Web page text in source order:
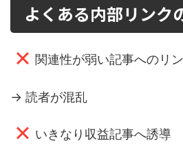
よくある内部リンク
関連性が弱い記事へのリ
→ 読者が混乱
いきなり収益記事へ誘導